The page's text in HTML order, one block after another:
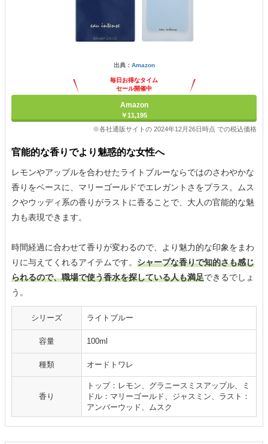
出典： Amazon
毎日お得なタイム
セール開催中
Amazon
￥11,195
※各社通販サイトの 2024年12月26日時点 での税込価格
官能的な香りでより魅惑的な女性へ
レモンやアップルを合わせたライトブルーならではのさわやかな
香りをベースに、マリーゴールドでエレガントさをプラス。ムス
クやウッディ系の香りがラストに香ることで、大人の官能的な魅
力も表現できます。
時間経過に合わせて香りが変わるので、より魅力的な印象をまわ
りに与えてくれるアイテムです。 シャープな香りで知的さも感じ
られるので、職場で使う香水を探している人も満足できるでしょ
う。
シリーズ ライトブルー
容量 100ml
種類 オードトワレ
香り
トップ：レモン、グラニースミスアップル、ミ
ドル：マリーゴールド、ジャスミン、ラスト：
アンバーウッド、ムスク